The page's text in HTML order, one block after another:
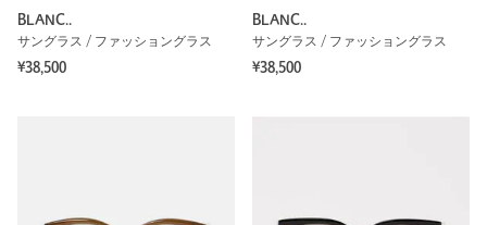
BLANC..
サングラス / ファッショングラス
¥38,500
BLANC..
サングラス / ファッショングラス
¥38,500